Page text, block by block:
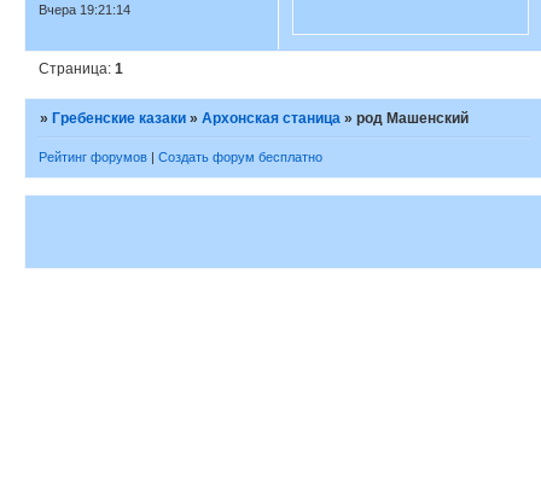
Вчера 19:21:14
Страница:1
» Гребенские казаки »Архонская станица »род Машенский
Рейтинг форумов | Создать форум бесплатно